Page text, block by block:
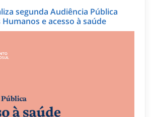
segunda Audiência Pública
e acesso à saúde